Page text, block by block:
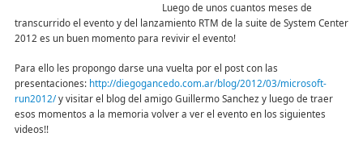
Luego de unos cuantos meses de
transcurrido el evento y del lanzamiento RTM de la suite de System Center
2012 es un buen momento para revivir el evento!
Para ello les propongo darse una vuelta por el post con las
presentaciones: http://diegogancedo.com.ar/blog/2012/03/microsoft-
run2012/y visitar el blog del amigo Guillermo Sanchez y luego de traer
esos momentos a la memoria volver a ver el evento en los siguientes
videos!!